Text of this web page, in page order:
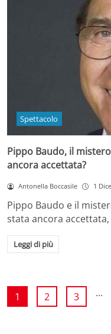
Spettacolo
Pippo Baudo, il
ancora accettata?
Antonella Boccasile 1
Pippo Baudo e il
stata ancora
Leggi di più
1 2 3 ...